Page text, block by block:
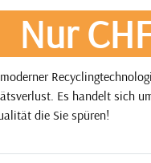
Nur
Es handelt sich
die Sie spüren!